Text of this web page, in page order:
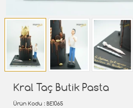
Kral Taç Butik Pasta
Ürün Kodu : BE1065